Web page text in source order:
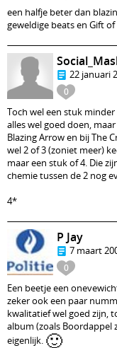
een halfje beter dan
geweldige beats en Gift
0
22 januari
Toch wel een stuk
alles wel goed doen,
Blazing Arrow en bij The
wel 2 of 3 (zoniet meer)
maar een stuk of 4. Die
chemie tussen de 2 nog
4*
0
P Jay
7 maart
Een beetje een
zeker ook een paar
kwalitatief wel goed zijn,
album (zoals Boordappel
eigenlijk. 🙂